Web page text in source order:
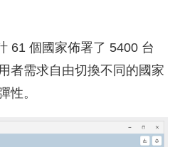
61 個國家佈署了 5400 台
者需求自由切換不同的國家
性。